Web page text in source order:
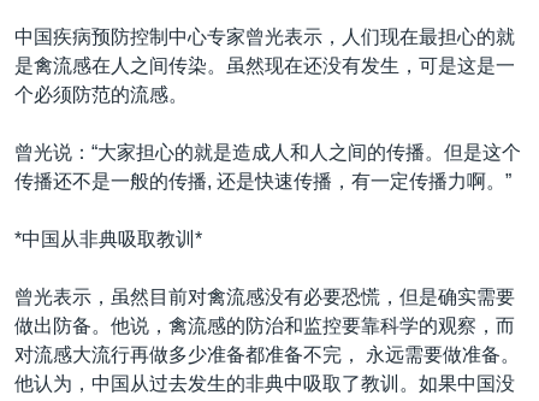
关注西藏
关注新疆
中国疾病预防控制中心专家曾光表示，人们现在最担心的就
是禽流感在人之间传染。虽然现在还没有发生，可是这是一
个必须防范的流感。
曾光说：“大家担心的就是造成人和人之间的传播。但是这个
传播还不是一般的传播, 还是快速传播，有一定传播力啊。”
*中国从非典吸取教训*
曾光表示，虽然目前对禽流感没有必要恐慌，但是确实需要
做出防备。他说，禽流感的防治和监控要靠科学的观察，而
对流感大流行再做多少准备都准备不完， 永远需要做准备。
他认为，中国从过去发生的非典中吸取了教训。如果中国没